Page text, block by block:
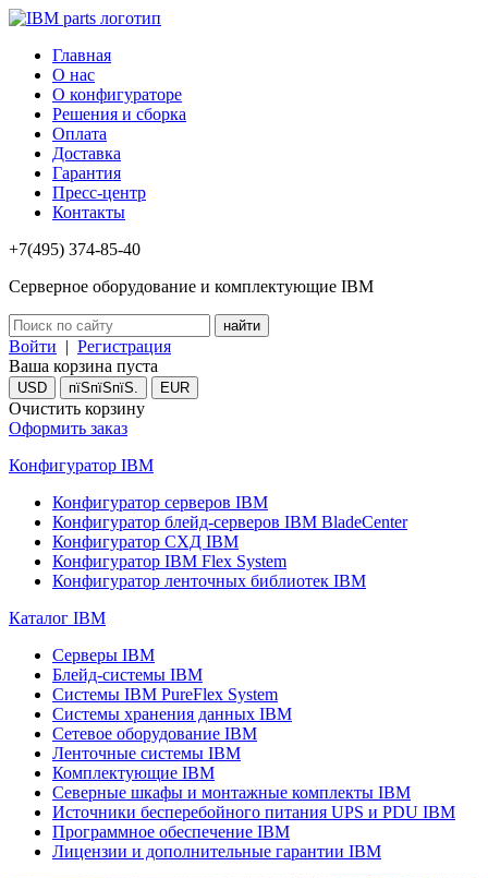
Главная
О нас
О конфигураторе
Решения и сборка
Оплата
Доставка
Гарантия
Пресс-центр
Контакты
+7(495) 374-85-40
Серверное оборудование и комплектующие IBM
Войти | Регистрация
Ваша корзина пуста
USD пїЅпїЅпїЅ. EUR
Очистить корзину
Оформить заказ
Конфигуратор IBM
Конфигуратор серверов IBM
Конфигуратор блейд-серверов IBM BladeCenter
Конфигуратор СХД IBM
Конфигуратор IBM Flex System
Конфигуратор ленточных библиотек IBM
Каталог IBM
Серверы IBM
Блейд-системы IBM
Системы IBM PureFlex System
Системы хранения данных IBM
Сетевое оборудование IBM
Ленточные системы IBM
Комплектующие IBM
Северные шкафы и монтажные комплекты IBM
Источники бесперебойного питания UPS и PDU IBM
Программное обеспечение IBM
Лицензии и дополнительные гарантии IBM